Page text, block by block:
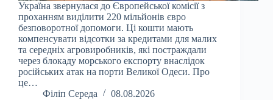
Україна звернулася до Європейської комісії з
проханням виділити 220 мільйонів євро
безповоротної допомоги. Ці кошти мають
компенсувати відсотки за кредитами для малих
та середніх агровиробників, які постраждали
через блокаду морського експорту внаслідок
російських атак на порти Великої Одеси. Про
це…
Філіп Середа
08.08.2026